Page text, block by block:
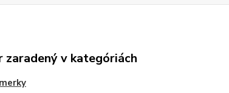
zaradený v kategóriách